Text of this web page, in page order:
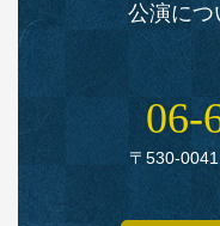
公演につ
〒